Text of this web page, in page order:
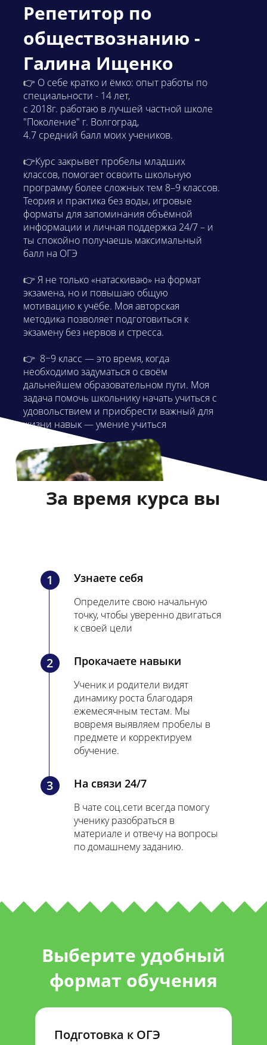
Репетитор по
обществознанию -
Галина Ищенко
👉 О себе кратко и ёмко: опыт работы по
специальности - 14 лет,
с 2018г. работаю в лучшей частной школе
"Поколение" г. Волгоград,
4.7 средний балл моих учеников.
👉Курс закрывет пробелы младших
классов, помогает освоить школьную
программу более сложных тем 8–9 классов.
Теория и практика без воды, игровые
форматы для запоминания объёмной
информации и личная поддержка 24/7 – и
ты спокойно получаешь максимальный
балл на ОГЭ
👉 Я не только «натаскиваю» на формат
экзамена, но и повышаю общую
мотивацию к учёбе. Моя авторская
методика позволяет подготовиться к
экзамену без нервов и стресса.
👉 8−9 класс — это время, когда
необходимо задуматься о своём
дальнейшем образовательном пути. Моя
задача помочь школьнику начать учиться с
удовольствием и приобрести важный для
жизни навык — умение учиться
эффективно.
За время курса вы
1 Узнаете себя
Определите свою начальную
точку, чтобы уверенно двигаться
к своей цели
2 Прокачаете навыки
Ученик и родители видят
динамику роста благодаря
ежемесячным тестам. Мы
вовремя выявляем пробелы в
предмете и корректируем
обучение.
3 На связи 24/7
В чате соц.сети всегда помогу
ученику разобраться в
материале и отвечу на вопросы
по домашнему заданию.
Выберите удобный
формат обучения
Подготовка к ОГЭ